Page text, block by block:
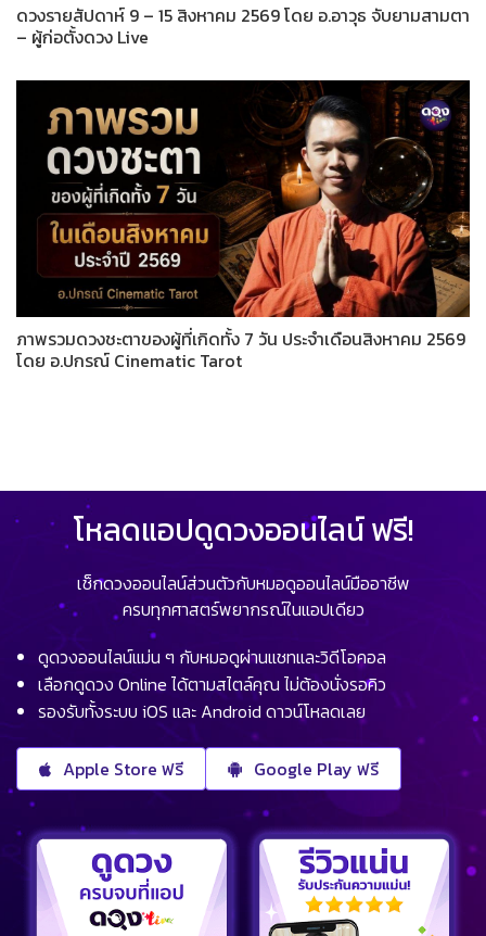
ดวงรายสัปดาห์ 9 – 15 สิงหาคม 2569 โดย อ.อาวุธ จับยามสามตา
– ผู้ก่อตั้งดวง Live
ภาพรวมดวงชะตาของผู้ที่เกิดทั้ง 7 วัน ประจำเดือนสิงหาคม 2569
โดย อ.ปกรณ์ Cinematic Tarot
โหลดแอปดูดวงออนไลน์ ฟรี!
เช็กดวงออนไลน์ส่วนตัวกับหมอดูออนไลน์มืออาชีพ
ครบทุกศาสตร์พยากรณ์ในแอปเดียว
ดูดวงออนไลน์แม่น ๆ กับหมอดูผ่านแชทและวิดีโอคอล
เลือกดูดวง Online ได้ตามสไตล์คุณ ไม่ต้องนั่งรอคิว
รองรับทั้งระบบ iOS และ Android ดาวน์โหลดเลย
Apple Store ฟรี Google Play ฟรี